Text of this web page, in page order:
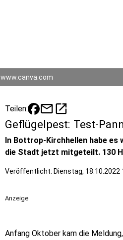
www.canva.com
Teilen: mailopen_in_new
Geflügelpest: Test-
In Bottrop-Kirchhellen habe es
die Stadt jetzt mitgeteilt. 130
Veröffentlicht: Dienstag, 18.10.2022
Anzeige
Anfang Oktober kam die